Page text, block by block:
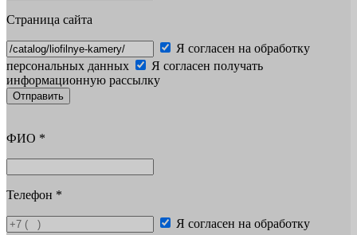
Страница сайта
Я согласен на обработку
персональных данных
Я согласен получать
информационную рассылку
Отправить
ФИО *
Телефон *
Я согласен на обработку